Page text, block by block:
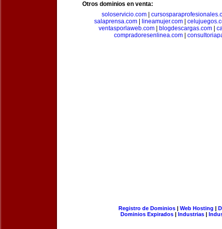
Otros dominios en venta:
soloservicio.com|
salaprensa.com| lineamujer.com|
ventasporlaweb.com| blogdescargas.com|
compradoresenlinea.com|
Registro de Dominios| Web Hosting |
Dominios Expirados | Industrias |